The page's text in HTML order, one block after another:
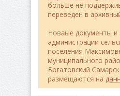
больше не
переведен в
Новаые документы
администрации
поселения
муниципального
Богатовский
размещаются на